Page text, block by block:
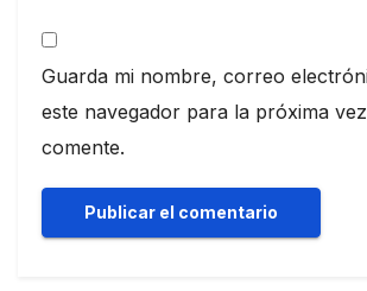
Guarda mi nombre, correo
este navegador para la próxima
comente.